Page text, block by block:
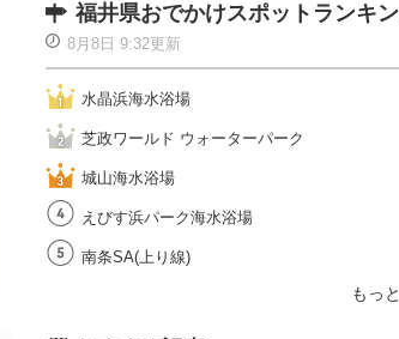
福井県おでかけスポットランキ
8月8日 9:32更新
水晶浜海水浴場
芝政ワールド ウォーターパーク
城山海水浴場
えびす浜パーク海水浴場
南条SA(上り線)
もっ